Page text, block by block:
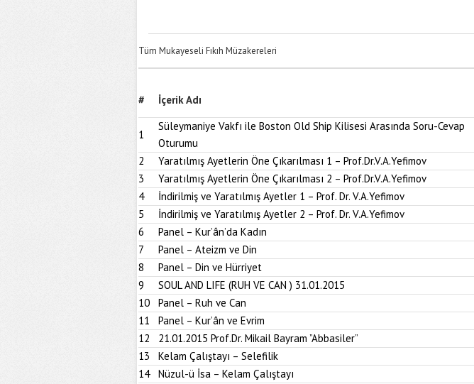
Tüm Mukayeseli Fıkıh Müzakereleri
# İçerik Adı
1
Süleymaniye Vakfı ile Boston Old Ship Kilisesi Arasında Soru-Cevap
Oturumu
2
Yaratılmış Ayetlerin Öne Çıkarılması 1 – Prof.Dr.V.A.Yefimov
3
Yaratılmış Ayetlerin Öne Çıkarılması 2 – Prof.Dr.V.A.Yefimov
4
İndirilmiş ve Yaratılmış Ayetler 1 – Prof. Dr. V.A.Yefimov
5
İndirilmiş ve Yaratılmış Ayetler 2 – Prof. Dr. V.A.Yefimov
6
Panel – Kur’ân’da Kadın
7
Panel – Ateizm ve Din
8
Panel – Din ve Hürriyet
9
SOUL AND LIFE (RUH VE CAN ) 31.01.2015
10
Panel – Ruh ve Can
11
Panel – Kur’ân ve Evrim
12
21.01.2015 Prof.Dr. Mikail Bayram ”Abbasiler”
13
Kelam Çalıştayı – Selefilik
14
Nüzul-ü İsa – Kelam Çalıştayı